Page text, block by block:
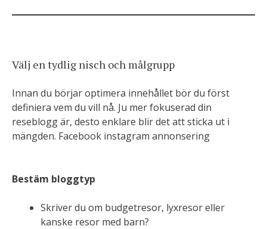
Välj en tydlig nisch och målgrupp
Innan du börjar optimera innehållet bör du först
definiera vem du vill nå. Ju mer fokuserad din
reseblogg är, desto enklare blir det att sticka ut i
mängden. Facebook instagram annonsering
Bestäm bloggtyp
Skriver du om budgetresor, lyxresor eller
kanske resor med barn?